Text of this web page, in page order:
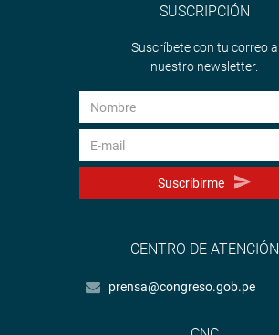
SUSCRIPCIÓN
Suscríbete con tu correo a
nuestro newsletter.
Suscribirme
CENTRO DE ATENCIÓN
prensa@congreso.gob.pe